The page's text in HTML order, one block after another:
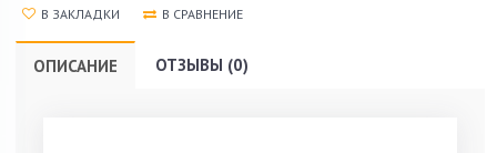
В ЗАКЛАДКИ В СРАВНЕНИЕ
ОПИСАНИЕ ОТЗЫВЫ (0)